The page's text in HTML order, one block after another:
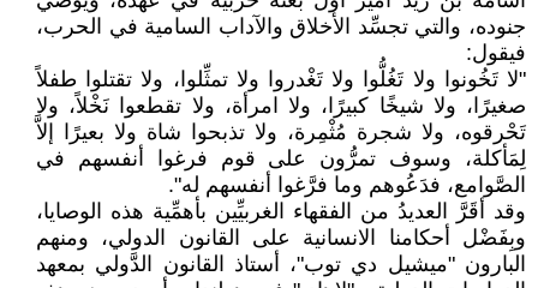
جنوده، والتي تجسِّد الأخلاق والآداب السامية في الحرب،
فيقول:
"لا تَخُونوا ولا تَغُلُّوا ولا تَغْدروا ولا تمثِّلوا، ولا تقتلوا طفلاً
صغيرًا، ولا شيخًا كبيرًا، ولا امرأة، ولا تقطعوا نَخْلاً، ولا
تَحْرقوه، ولا شجرة مُثْمِرة، ولا تذبحوا شاة ولا بعيرًا إلاَّ
لِمَأكلة، وسوف تمرُّون على قوم فرغوا أنفسهم في
الصَّوامع، فدَعُوهم وما فرَّغوا أنفسهم له".
وقد أقَرَّ العديدُ من الفقهاء الغربيِّين بأهمِّية هذه الوصايا،
وبِفَضْل أحكامنا الانسانية على القانون الدولي، ومنهم
البارون "ميشيل دي توب"، أستاذ القانون الدَّولي بمعهد